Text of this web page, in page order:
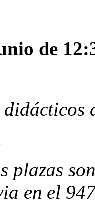
de
didácticos
plazas
en el